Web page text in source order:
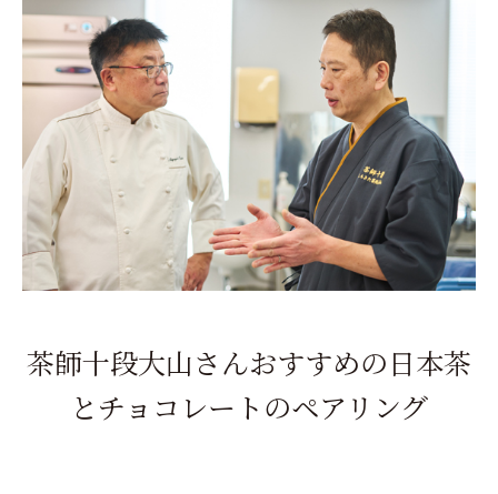
茶師十段大山さんおすすめの日本茶
とチョコレートのペアリング